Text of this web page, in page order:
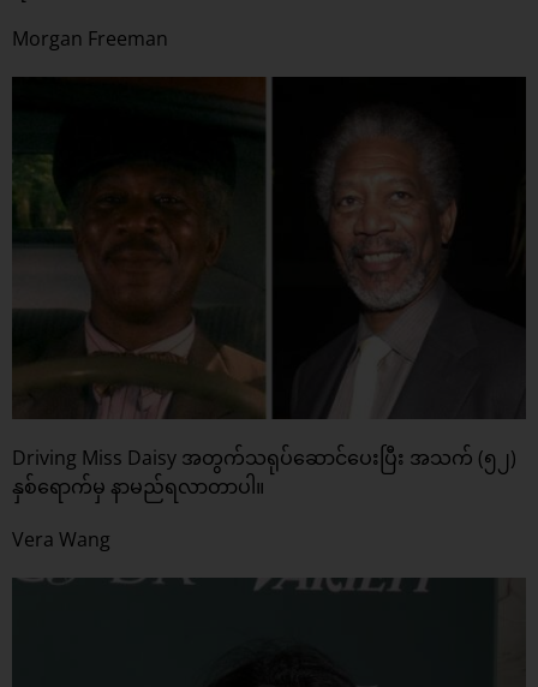
Morgan Freeman
Driving Miss Daisy အတွက်သရုပ်ဆောင်ပေးပြီး အသက် (၅၂)
နှစ်ရောက်မှ နာမည်ရလာတာပါ။
Vera Wang